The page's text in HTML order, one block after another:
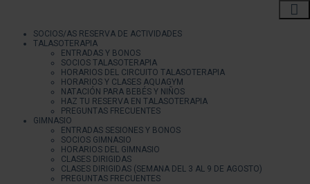
SOCIOS/AS RESERVA DE ACTIVIDADES
TALASOTERAPIA
ENTRADAS Y BONOS
SOCIOS TALASOTERAPIA
HORARIOS DEL CIRCUITO TALASOTERAPIA
HORARIOS Y CLASES AQUAGYM
NATACIÓN PARA BEBÉS Y NIÑOS
HAZ TU RESERVA EN TALASOTERAPIA
PREGUNTAS FRECUENTES
GIMNASIO
ENTRADAS SESIONES Y BONOS
SOCIOS GIMNASIO
HORARIOS DEL GIMNASIO
CLASES DIRIGIDAS
CLASES DIRIGIDAS (SEMANA DEL 3 AL 9 DE AGOSTO)
PREGUNTAS FRECUENTES